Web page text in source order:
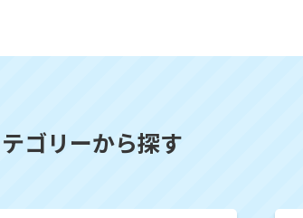
ゴリーから探す